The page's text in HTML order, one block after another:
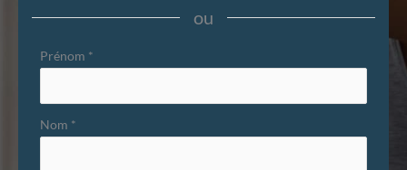
ou
Formulaire
avec
téléphone
Prénom *
Nom *